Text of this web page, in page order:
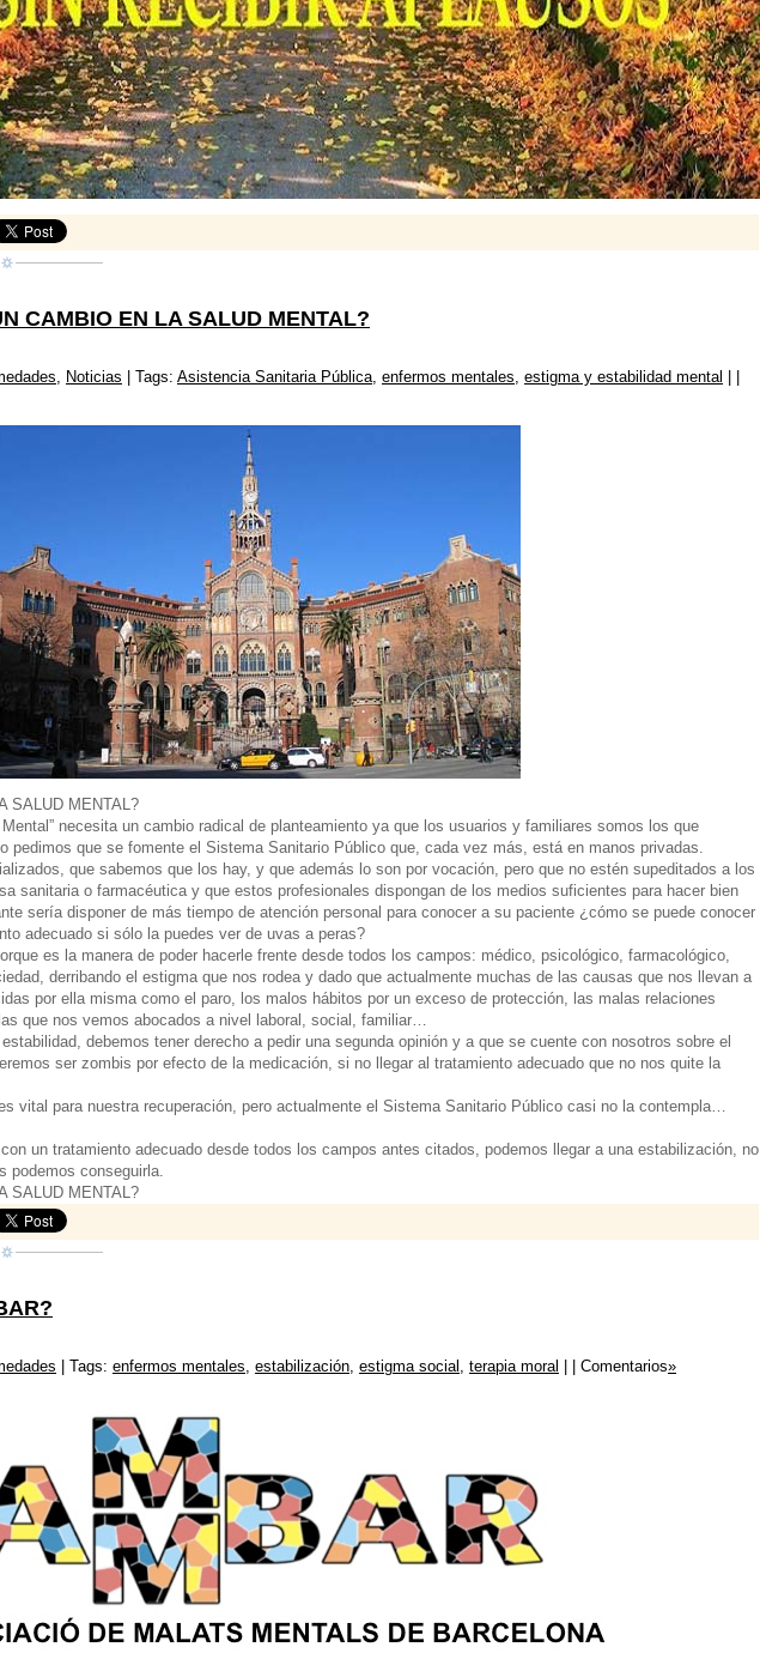
CAMBIO EN LA SALUD MENTAL?
, Noticias | Tags: Asistencia Sanitaria Pública, enfermos mentales, estigma y estabilidad mental
SALUD MENTAL?
necesita un cambio radical de planteamiento ya que los usuarios y familiares somos los que
pedimos que se fomente el Sistema Sanitario Público que, cada vez más, está en manos privadas.
que sabemos que los hay, y que además lo son por vocación, pero que no estén supeditados a los
sanitaria o farmacéutica y que estos profesionales dispongan de los medios suficientes para hacer bien
sería disponer de más tiempo de atención personal para conocer a su paciente ¿cómo se puede conocer
adecuado si sólo la puedes ver de uvas a peras?
es la manera de poder hacerle frente desde todos los campos: médico, psicológico, farmacológico,
derribando el estigma que nos rodea y dado que actualmente muchas de las causas que nos llevan a
por ella misma como el paro, los malos hábitos por un exceso de protección, las malas relaciones
que nos vemos abocados a nivel laboral, social, familiar…
debemos tener derecho a pedir una segunda opinión y a que se cuente con nosotros sobre el
ser zombis por efecto de la medicación, si no llegar al tratamiento adecuado que no nos quite la
vital para nuestra recuperación, pero actualmente el Sistema Sanitario Público casi no la contempla…
un tratamiento adecuado desde todos los campos antes citados, podemos llegar a una estabilización, no
podemos conseguirla.
SALUD MENTAL?
| Tags: enfermos mentales, estabilización, estigma social , terapia moral | | Comentarios»